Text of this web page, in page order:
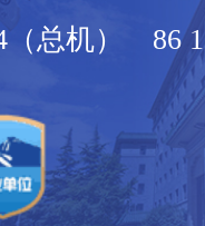
（总机） 86